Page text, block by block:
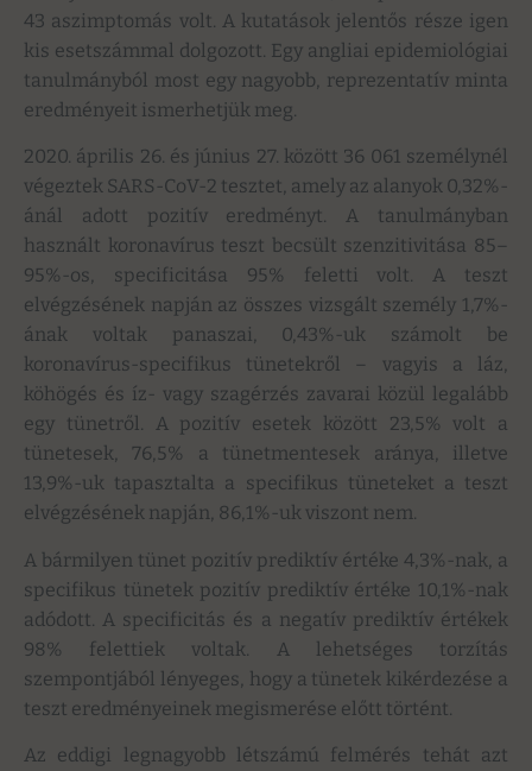
43 aszimptomás volt. A kutatások jelentős része igen
kis esetszámmal dolgozott. Egy angliai epidemiológiai
tanulmányból most egy nagyobb, reprezentatív minta
eredményeit ismerhetjük meg.
2020. április 26. és június 27. között 36 061 személynél
végeztek SARS-CoV-2 tesztet, amely az alanyok 0,32%-
ánál adott pozitív eredményt. A tanulmányban
használt koronavírus teszt becsült szenzitivitása 85–
95%-os, specificitása 95% feletti volt. A teszt
elvégzésének napján az összes vizsgált személy 1,7%-
ának voltak panaszai, 0,43%-uk számolt be
koronavírus-specifikus tünetekről – vagyis a láz,
köhögés és íz- vagy szagérzés zavarai közül legalább
egy tünetről. A pozitív esetek között 23,5% volt a
tünetesek, 76,5% a tünetmentesek aránya, illetve
13,9%-uk tapasztalta a specifikus tüneteket a teszt
elvégzésének napján, 86,1%-uk viszont nem.
A bármilyen tünet pozitív prediktív értéke 4,3%-nak, a
specifikus tünetek pozitív prediktív értéke 10,1%-nak
adódott. A specificitás és a negatív prediktív értékek
98% felettiek voltak. A lehetséges torzítás
szempontjából lényeges, hogy a tünetek kikérdezése a
teszt eredményeinek megismerése előtt történt.
Az eddigi legnagyobb létszámú felmérés tehát azt